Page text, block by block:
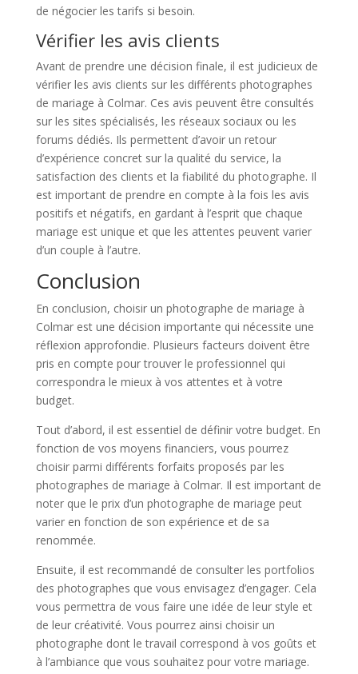
de négocier les tarifs si besoin.
Vérifier les avis clients
Avant de prendre une décision finale, il est judicieux de
vérifier les avis clients sur les différents photographes
de mariage à Colmar. Ces avis peuvent être consultés
sur les sites spécialisés, les réseaux sociaux ou les
forums dédiés. Ils permettent d’avoir un retour
d’expérience concret sur la qualité du service, la
satisfaction des clients et la fiabilité du photographe. Il
est important de prendre en compte à la fois les avis
positifs et négatifs, en gardant à l’esprit que chaque
mariage est unique et que les attentes peuvent varier
d’un couple à l’autre.
Conclusion
En conclusion, choisir un photographe de mariage à
Colmar est une décision importante qui nécessite une
réflexion approfondie. Plusieurs facteurs doivent être
pris en compte pour trouver le professionnel qui
correspondra le mieux à vos attentes et à votre
budget.
Tout d’abord, il est essentiel de définir votre budget. En
fonction de vos moyens financiers, vous pourrez
choisir parmi différents forfaits proposés par les
photographes de mariage à Colmar. Il est important de
noter que le prix d’un photographe de mariage peut
varier en fonction de son expérience et de sa
renommée.
Ensuite, il est recommandé de consulter les portfolios
des photographes que vous envisagez d’engager. Cela
vous permettra de vous faire une idée de leur style et
de leur créativité. Vous pourrez ainsi choisir un
photographe dont le travail correspond à vos goûts et
à l’ambiance que vous souhaitez pour votre mariage.